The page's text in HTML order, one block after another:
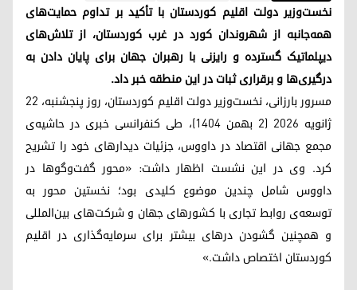
نخست‌وزیر دولت اقلیم کوردستان با تأکید بر تداوم حمایت‌های
همه‌جانبه از شهروندان کورد در غرب کوردستان، از تلاش‌های
دیپلماتیک گسترده و رایزنی با رهبران جهان برای پایان دادن به
درگیری‌ها و برقراری ثبات در این منطقه خبر داد.
مسرور بارزانی، نخست‌وزیر دولت اقلیم کوردستان، روز پنجشنبه، ۲۲
ژانویه ۲۰۲۶ (۲ بهمن ۱۴۰۴)، طی کنفرانسی خبری در حاشیه‌ی
مجمع جهانی اقتصاد در داووس، جزئیات دیدارهای خود را تشریح
کرد. وی در این نشست اظهار داشت: «محور گفت‌وگوها در
داووس شامل چندین موضوع کلیدی بود؛ نخستین محور به
توسعه‌ی روابط تجاری با کشورهای جهان و شرکت‌های بین‌المللی
و همچنین گشودن درهای بیشتر برای سرمایه‌گذاری در اقلیم
کوردستان اختصاص داشت.»